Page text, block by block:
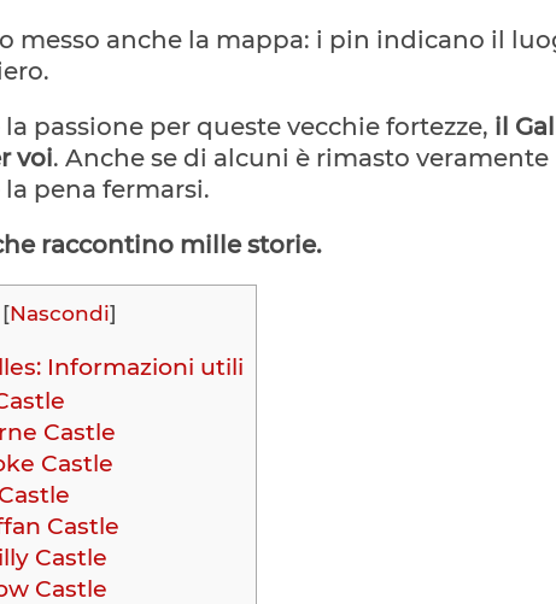
messo anche la mappa: i pin indicano il
passione per queste vecchie fortezze, il
voi. Anche se di alcuni è rimasto veramente
pena fermarsi.
raccontino mille storie.
[Nascondi]
Informazioni utili
Castle
Castle
Castle
Castle
Castle